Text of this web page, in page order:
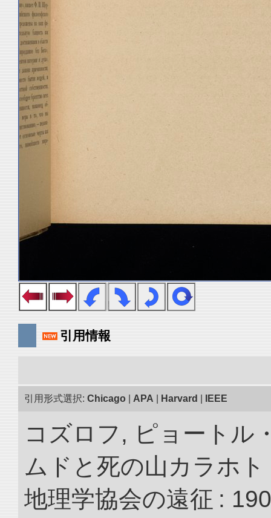
引用情報
引用形式選択: Chicago APA Harvard IEEE
コズロフ, ピョートル
ムドと死の山カラホ
地理学協会の遠征 :